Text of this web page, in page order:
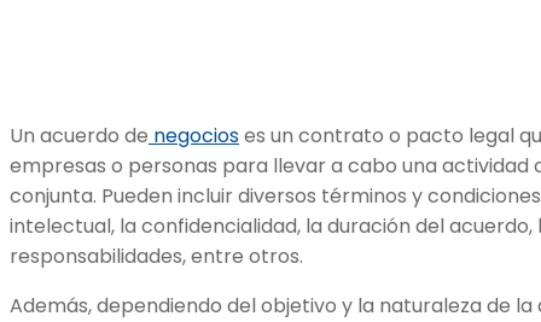
Un acuerdo de negocioses un contrato o pacto legal
empresas o personas para llevar a cabo una
conjunta. Pueden incluir diversos términos y
intelectual, la confidencialidad, la duración del
responsabilidades, entre otros.
Además, dependiendo del objetivo y la naturaleza de